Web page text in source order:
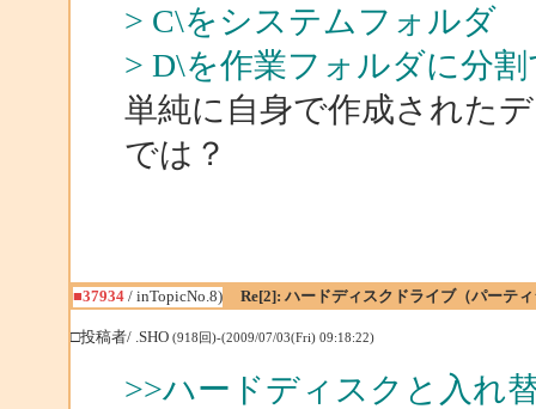
> C\をシステムフォルダ
> D\を作業フォルダに分
単純に自身で作成された
では？
■37934/ inTopicNo.8) Re[2]: ハードディスクドライブ（パーテ
□投稿者/ .SHO (918回)-(2009/07/03(Fri) 09:18:22)
>>ハードディスクと入れ